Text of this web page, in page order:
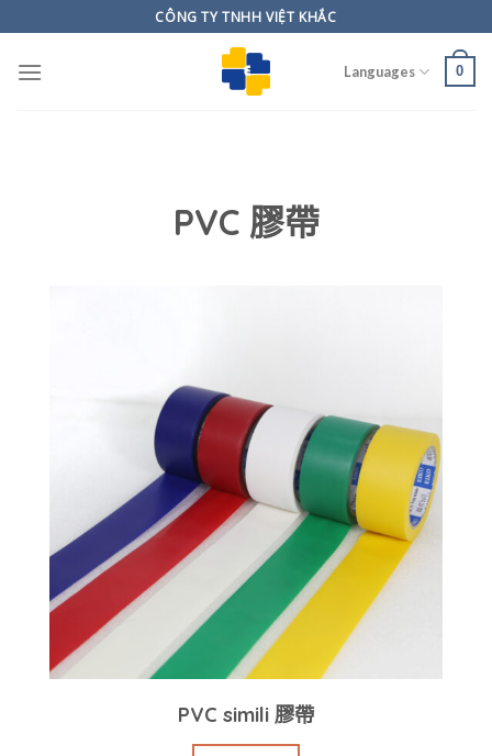
to
content
CÔNG TY TNHH VIỆT KHẮC
Languages 0
PVC 膠帶
PVC simili 膠帶